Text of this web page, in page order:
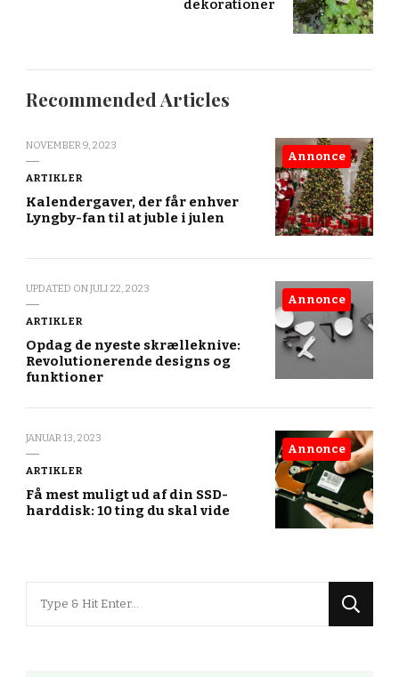
dekorationer
Recommended Articles
NOVEMBER 9, 2023
ARTIKLER
Kalendergaver, der får enhver
Lyngby-fan til at juble i julen
Annonce
UPDATED ONJULI 22, 2023
ARTIKLER
Opdag de nyeste skrælleknive:
Revolutionerende designs og
funktioner
Annonce
JANUAR 13, 2023
ARTIKLER
Få mest muligt ud af din SSD-
harddisk: 10 ting du skal vide
Annonce